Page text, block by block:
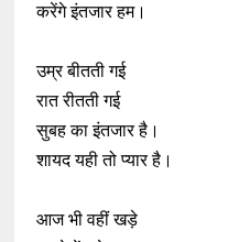
करेंगे इंतजार हम।
उम्र बीतती गई
रात रीतती गई
सुबह का इंतजार है।
शायद यही तो प्यार है।
आज भी वहीं खड़े